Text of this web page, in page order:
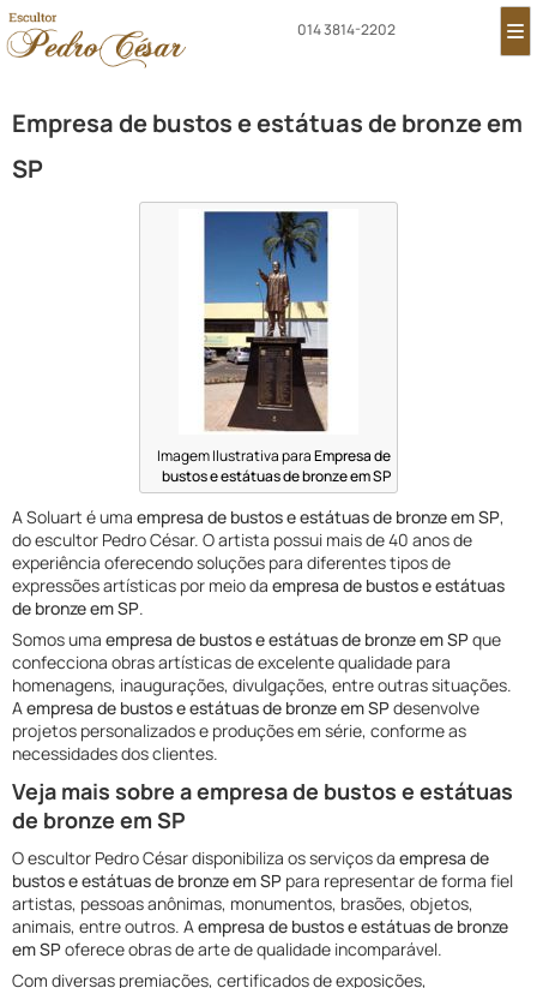
014 3814-2202
Empresa de bustos e estátuas de bronze em
SP
Imagem Ilustrativa paraEmpresa de
bustos e estátuas de bronze em SP
A Soluart é uma empresa de bustos e estátuas de bronze em SP,
do escultor Pedro César. O artista possui mais de 40 anos de
experiência oferecendo soluções para diferentes tipos de
expressões artísticas por meio da empresa de bustos e estátuas
de bronze em SP.
Somos uma empresa de bustos e estátuas de bronze em SPque
confecciona obras artísticas de excelente qualidade para
homenagens, inaugurações, divulgações, entre outras situações.
Aempresa de bustos e estátuas de bronze em SPdesenvolve
projetos personalizados e produções em série, conforme as
necessidades dos clientes.
Veja mais sobre a empresa de bustos e estátuas
de bronze em SP
O escultor Pedro César disponibiliza os serviços da empresa de
bustos e estátuas de bronze em SP para representar de forma fiel
artistas, pessoas anônimas, monumentos, brasões, objetos,
animais, entre outros. Aempresa de bustos e estátuas de bronze
em SPoferece obras de arte de qualidade incomparável.
Com diversas premiações, certificados de exposições,